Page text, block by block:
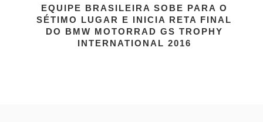
EQUIPE BRASILEIRA SOBE PARA O
SÉTIMO LUGAR E INICIA RETA FINAL
DO BMW MOTORRAD GS TROPHY
INTERNATIONAL 2016